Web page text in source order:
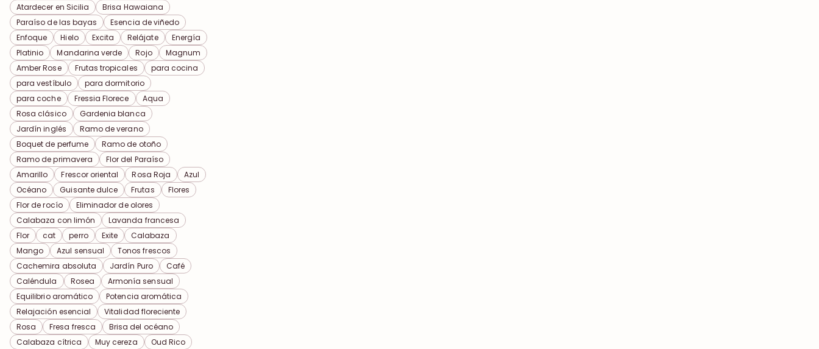
Atardecer en Sicilia
Brisa Hawaiana
Paraíso de las bayas
Esencia de viñedo
Enfoque
Hielo Excita Relájate
Energía
Platinio
Mandarina verde Rojo
Magnum
Amber Rose
Frutas tropicales
para cocina
para vestíbulo
para dormitorio
para coche
Fressia Florece
Aqua
Rosa clásico
Gardenia blanca
Jardín inglés
Ramo de verano
Boquet de perfume
Ramo de otoño
Ramo de primavera
Flor del Paraíso
Amarillo
Frescor oriental Rosa Roja
Azul
Océano
Guisante dulce Frutas
Flores
Flor de rocío
Eliminador de olores
Calabaza con limón
Lavanda francesa
Flor
cat perro Exite
Calabaza
Mango
Azul sensual
Tonos frescos
Cachemira absoluta
Jardín Puro
Café
Caléndula
Rosea
Armonía sensual
Equilibrio aromático
Potencia aromática
Relajación esencial
Vitalidad floreciente
Rosa
Fresa fresca
Brisa del océano
Calabaza cítrica
Muy cereza Oud Rico